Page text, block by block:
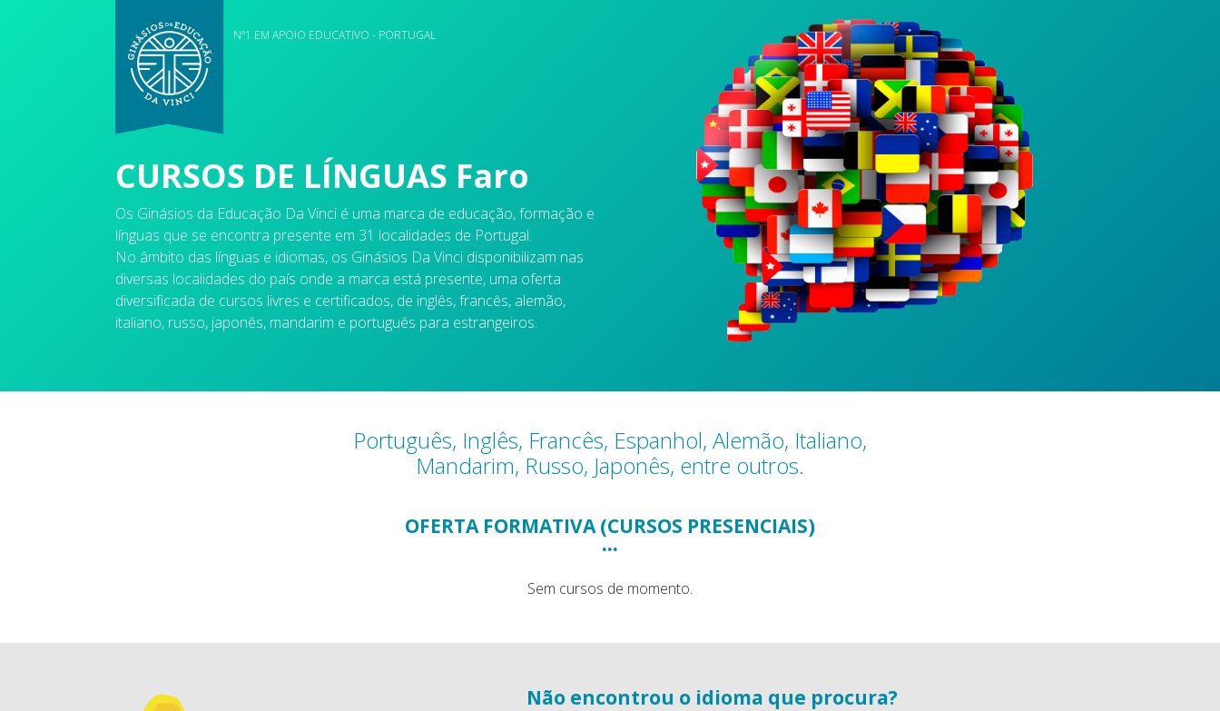
Nº1 EM APOIO EDUCATIVO - PORTUGAL
CURSOS DE LÍNGUAS Faro
Os Ginásios da Educação Da Vinci é uma marca de educação, formação e
línguas que se encontra presente em 31 localidades de Portugal.
No âmbito das línguas e idiomas, os Ginásios Da Vinci disponibilizam nas
diversas localidades do país onde a marca está presente, uma oferta
diversificada de cursos livres e certificados, de inglês, francês, alemão,
italiano, russo, japonês, mandarim e português para estrangeiros.
Português, Inglês, Francês, Espanhol, Alemão, Italiano,
Mandarim, Russo, Japonês, entre outros.
OFERTA FORMATIVA (CURSOS PRESENCIAIS)
...
Sem cursos de momento.
Não encontrou o idioma que procura?